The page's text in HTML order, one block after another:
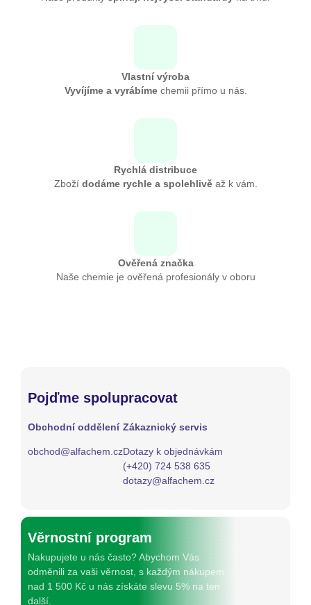
Vlastní výroba
Vyvíjíme a vyrábímechemii přímo u nás.
Rychlá distribuce
Zboží dodáme rychle a spolehlivěaž k vám.
Ověřená značka
Naše chemie je ověřená profesionály v oboru
Pojďme spolupracovat
Obchodní oddělení
obchod@alfachem.cz
Zákaznický servis
Dotazy k objednávkám
(+420) 724 538 635
dotazy@alfachem.cz
Věrnostní program
Nakupujete u nás často? Abychom Vás
odměnili za vaši věrnost, s každým nákupem
nad 1 500 Kč u nás získáte slevu 5% na ten
další.